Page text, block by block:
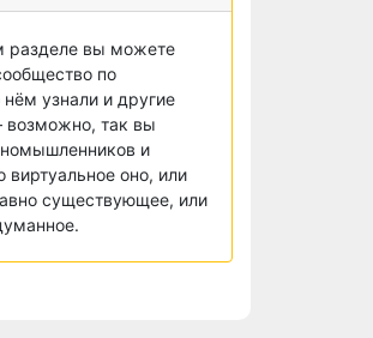
разделе вы можете
по
узнали и другие
возможно, так вы
и
оно, или
существующее, или